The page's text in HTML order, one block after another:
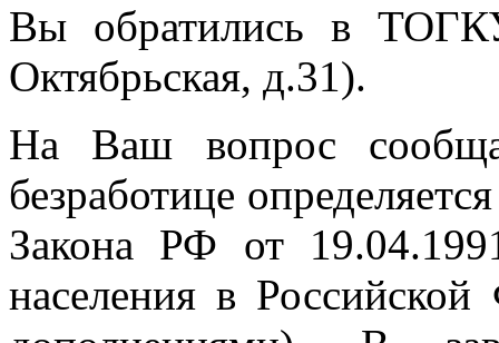
Вы обратились в
Октябрьская, д.31).
На Ваш вопрос
безработице
Закона РФ от
населения в